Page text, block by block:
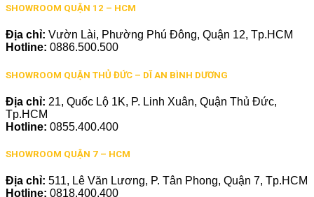
SHOWROOM QUẬN 12 – HCM
Địa chỉ: Vườn Lài, Phường Phú Đông, Quận 12, Tp.HCM
Hotline: 0886.500.500
SHOWROOM QUẬN THỦ ĐỨC – DĨ AN BÌNH DƯƠNG
Địa chỉ: 21, Quốc Lộ 1K, P. Linh Xuân, Quận Thủ Đức,
Tp.HCM
Hotline: 0855.400.400
SHOWROOM QUẬN 7 – HCM
Địa chỉ: 511, Lê Văn Lương, P. Tân Phong, Quận 7, Tp.HCM
Hotline: 0818.400.400